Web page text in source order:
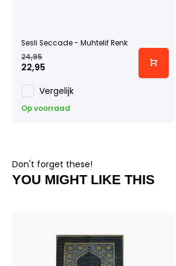
Sesli Seccade - Muhtelif Renk
24,95
22,95
Vergelijk
Op voorraad
Don't forget these!
YOU MIGHT LIKE THIS